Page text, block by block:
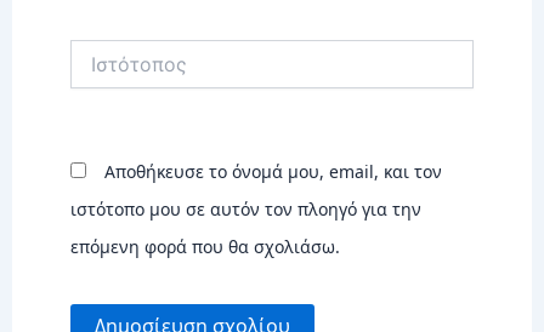
Αποθήκευσε το όνομά μου, email, και τον
ιστότοπο μου σε αυτόν τον πλοηγό για την
επόμενη φορά που θα σχολιάσω.